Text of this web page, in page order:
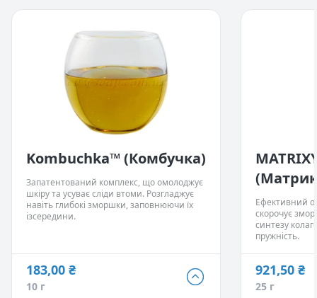
Kombuchka™ (Комбучка)
Запатентований комплекс, що омолоджує
шкіру та усуває сліди втоми. Розгладжує
навіть глибокі зморшки, заповнюючи їх
ізсередини.
183,00 ₴
10 г
183,00 ₴
10 г
Ефективний
скорочує
синтезу
пружність.
921,50 ₴
25 г
230,00 ₴
5 г- Немає в